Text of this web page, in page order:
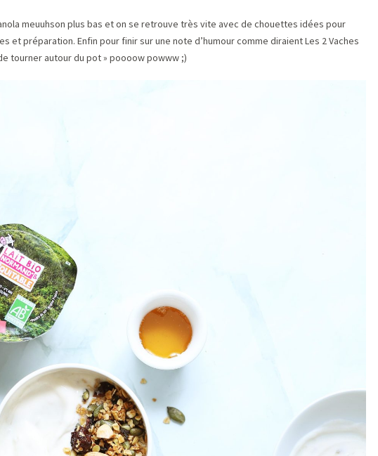
meuuhson plus bas et on se retrouve très vite avec de chouettes idées pour
et préparation. Enfin pour finir sur une note d’humour comme diraient Les 2 Vaches
tourner autour du pot » poooow powww ;)